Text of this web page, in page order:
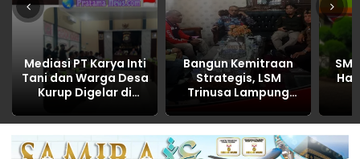
Mediasi PT Karya Inti
Tani dan Warga Desa
Kurup Digelar di
Limbah, CSR, dan
Kemitraan hasilnya
NOL
Bangun Kemitraan
Strategis, LSM
Trinusa Lampung
dengan Dinas
Perhubungan